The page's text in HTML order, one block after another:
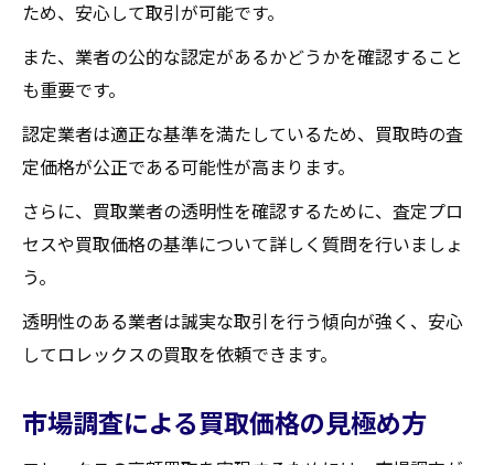
ため、安心して取引が可能です。
また、業者の公的な認定があるかどうかを確認すること
も重要です。
認定業者は適正な基準を満たしているため、買取時の査
定価格が公正である可能性が高まります。
さらに、買取業者の透明性を確認するために、査定プロ
セスや買取価格の基準について詳しく質問を行いましょ
う。
透明性のある業者は誠実な取引を行う傾向が強く、安心
してロレックスの買取を依頼できます。
市場調査による買取価格の見極め方